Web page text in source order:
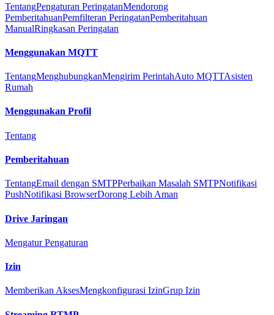
TentangPengaturan PeringatanMendorong
PemberitahuanPemfilteran PeringatanPemberitahuan
ManualRingkasan Peringatan
Menggunakan MQTT
TentangMenghubungkanMengirim PerintahAuto MQTTAsisten
Rumah
Menggunakan Profil
Tentang
Pemberitahuan
TentangEmail dengan SMTPPerbaikan Masalah SMTPNotifikasi
PushNotifikasi BrowserDorong Lebih Aman
Drive Jaringan
Mengatur Pengaturan
Izin
Memberikan AksesMengkonfigurasi IzinGrup Izin